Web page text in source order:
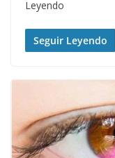
Leyendo
Seguir Leyendo